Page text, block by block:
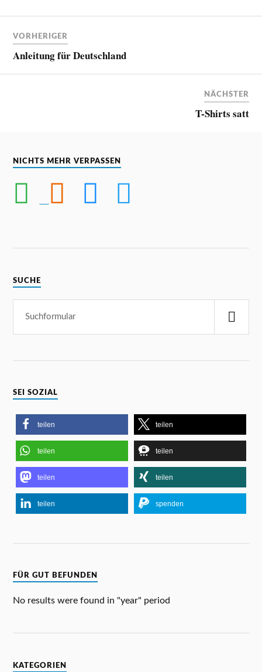
VORHERIGER
Anleitung für Deutschland
NÄCHSTER
T-Shirts satt
NICHTS MEHR VERPASSEN
SUCHE
SEI SOZIAL
teilen teilen
teilen teilen
teilen teilen
teilen spenden
FÜR GUT BEFUNDEN
No results were found in "year" period
KATEGORIEN